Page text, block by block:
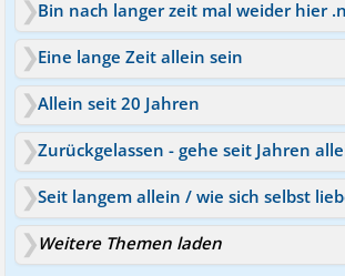
Eine lange Zeit allein sein
Allein seit 20 Jahren
Seit langem allein / wie sich selbst
Weitere Themen laden